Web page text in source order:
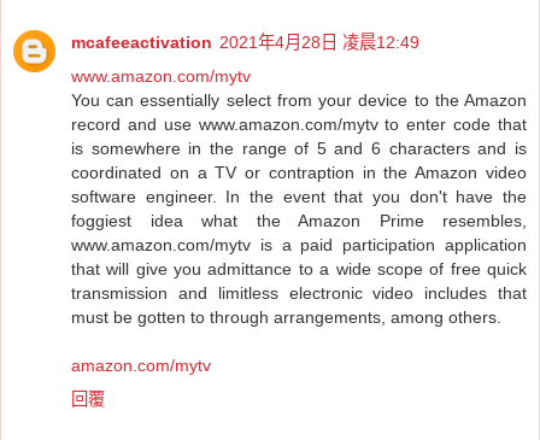
mcafeeactivation 2021年4月28日 凌晨12:49
www.amazon.com/mytv
You can essentially select from your device to the Amazon
record and use www.amazon.com/mytv to enter code that
is somewhere in the range of 5 and 6 characters and is
coordinated on a TV or contraption in the Amazon video
software engineer. In the event that you don't have the
foggiest idea what the Amazon Prime resembles,
www.amazon.com/mytv is a paid participation application
that will give you admittance to a wide scope of free quick
transmission and limitless electronic video includes that
must be gotten to through arrangements, among others.
amazon.com/mytv
回覆